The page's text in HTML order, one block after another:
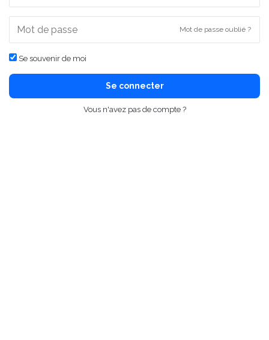
Mot de passe oublié ?
Se souvenir de moi
Se connecter
Vous n'avez pas de compte ?